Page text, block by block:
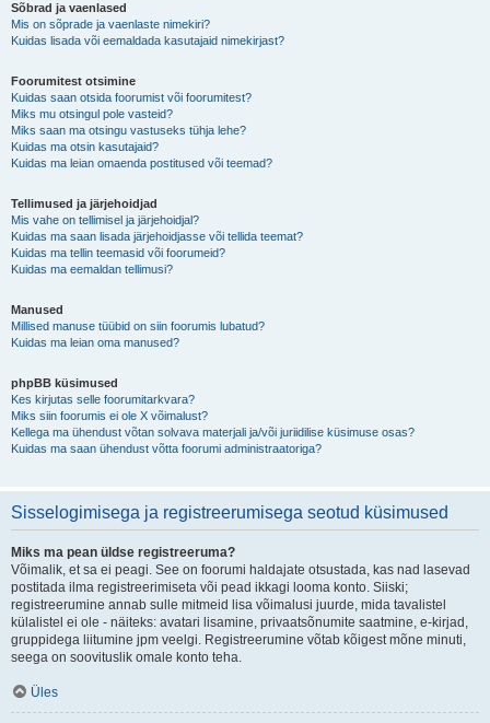
Sõbrad ja vaenlased
Mis on sõprade ja vaenlaste nimekiri?
Kuidas lisada või eemaldada kasutajaid nimekirjast?
Foorumitest otsimine
Kuidas saan otsida foorumist või foorumitest?
Miks mu otsingul pole vasteid?
Miks saan ma otsingu vastuseks tühja lehe?
Kuidas ma otsin kasutajaid?
Kuidas ma leian omaenda postitused või teemad?
Tellimused ja järjehoidjad
Mis vahe on tellimisel ja järjehoidjal?
Kuidas ma saan lisada järjehoidjasse või tellida teemat?
Kuidas ma tellin teemasid või foorumeid?
Kuidas ma eemaldan tellimusi?
Manused
Millised manuse tüübid on siin foorumis lubatud?
Kuidas ma leian oma manused?
phpBB küsimused
Kes kirjutas selle foorumitarkvara?
Miks siin foorumis ei ole X võimalust?
Kellega ma ühendust võtan solvava materjali ja/või juriidilise küsimuse osas?
Kuidas ma saan ühendust võtta foorumi administraatoriga?
Sisselogimisega ja registreerumisega seotud küsimused
Miks ma pean üldse registreeruma?
Võimalik, et sa ei peagi. See on foorumi haldajate otsustada, kas nad lasevad
postitada ilma registreerimiseta või pead ikkagi looma konto. Siiski;
registreerumine annab sulle mitmeid lisa võimalusi juurde, mida tavalistel
külalistel ei ole - näiteks: avatari lisamine, privaatsõnumite saatmine, e-kirjad,
gruppidega liitumine jpm veelgi. Registreerumine võtab kõigest mõne minuti,
seega on soovituslik omale konto teha.
Üles